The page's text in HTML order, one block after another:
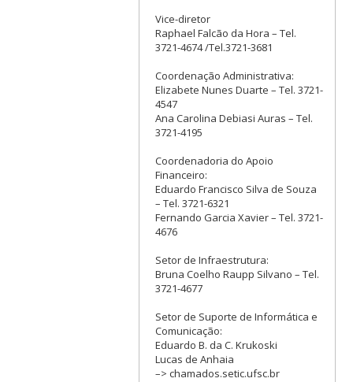
Vice-diretor
Raphael Falcão da Hora – Tel.
3721-4674 /Tel.3721-3681
Coordenação Administrativa:
Elizabete Nunes Duarte – Tel. 3721-
4547
Ana Carolina Debiasi Auras – Tel.
3721-4195
Coordenadoria do Apoio
Financeiro:
Eduardo Francisco Silva de Souza
– Tel. 3721-6321
Fernando Garcia Xavier – Tel. 3721-
4676
Setor de Infraestrutura:
Bruna Coelho Raupp Silvano – Tel.
3721-4677
Setor de Suporte de Informática e
Comunicação:
Eduardo B. da C. Krukoski
Lucas de Anhaia
–> chamados.setic.ufsc.br